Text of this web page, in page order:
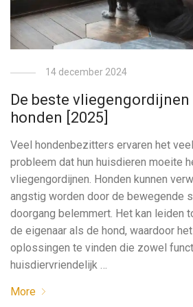
14 december 2024
De beste
honden [2025]
Veel hondenbezitters ervaren het
probleem dat hun huisdieren moeite
vliegengordijnen. Honden kunnen
angstig worden door de bewegende
doorgang belemmert. Het kan leiden
de eigenaar als de hond, waardoor
oplossingen te vinden die zowel
huisdiervriendelijk …
More